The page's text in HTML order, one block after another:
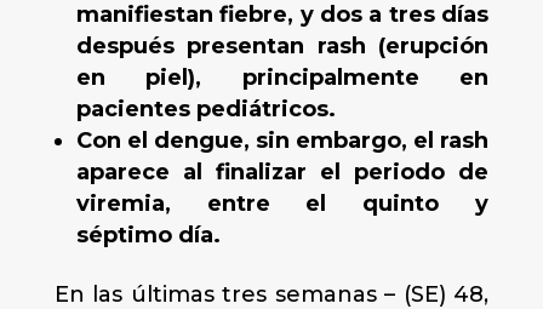
manifiestan fiebre, y dos a tres días
después presentan rash (erupción
en piel), principalmente en
pacientes pediátricos.
Con el dengue, sin embargo, el rash
aparece al finalizar el periodo de
viremia, entre el quinto y
séptimo día.
En las últimas tres semanas – (SE) 48,